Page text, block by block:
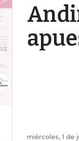
miércoles, 1 de